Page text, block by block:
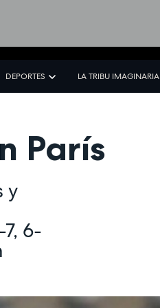
DEPORTES LA TRIBU IMAGINARIA
París
y
6-